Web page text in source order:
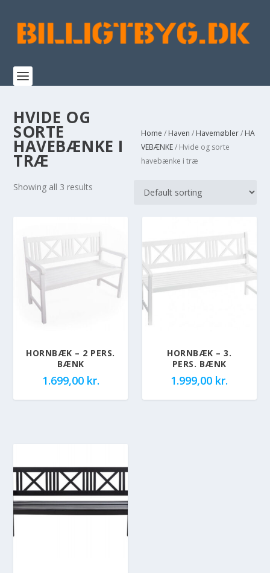
HVIDE OG
SORTE
HAVEBÆNKE I
TRÆ
Home / Haven / Havemøbler/ HA
VEBÆNKE/ Hvide og sorte
havebænke i træ
Showing all 3 results
HORNBÆK – 2 PERS.
BÆNK
1.699,00 kr.
HORNBÆK – 3.
PERS. BÆNK
1.999,00 kr.